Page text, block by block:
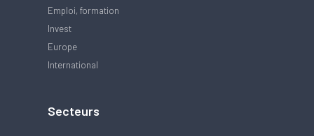
Emploi, formation
Invest
Europe
International
Secteurs